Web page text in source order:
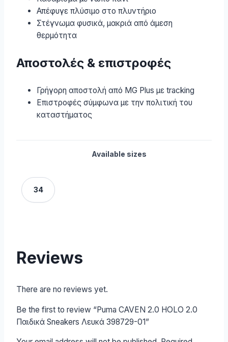
Απέφυγε πλύσιμο στο πλυντήριο
Στέγνωμα φυσικά, μακριά από άμεση
θερμότητα
Αποστολές & επιστροφές
Γρήγορη αποστολή από MG Plus με tracking
Επιστροφές σύμφωνα με την πολιτική του
καταστήματος
Available sizes
34
Reviews
There are no reviews yet.
Be the first to review “Puma CAVEN 2.0 HOLO 2.0
Παιδικά Sneakers Λευκά 398729-01”